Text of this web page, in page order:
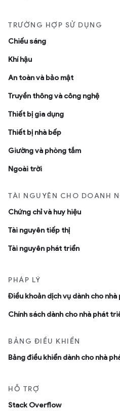
TRƯỜNG HỢP SỬ DỤNG
Chiếu sáng
Khí hậu
An toàn và bảo mật
Truyền thông và công nghệ
Thiết bị gia dụng
Thiết bị nhà bếp
Giường và phòng tắm
Ngoài trời
TÀI NGUYÊN CHO DOANH
Chứng chỉ và huy hiệu
Tài nguyên tiếp thị
Tài nguyên phát triển
PHÁP LÝ
Ðiều khoản dịch vụ dành cho
Chính sách dành cho nhà phát
BẢNG ĐIỀU KHIỂN
Bảng điều khiển dành cho nhà
HỖ TRỢ
Stack Overflow